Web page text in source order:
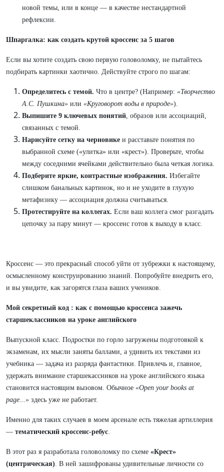
новой темы, или в конце — в качестве нестандартной
рефлексии.
Шпаргалка: как создать крутой кроссенс за 5 шагов
Если вы хотите создать свою первую головоломку, не пытайтесь
подбирать картинки хаотично. Действуйте строго по шагам:
Определитесь с темой. Что в центре? (Например: «Творчество
А.С. Пушкина» или «Круговорот воды в природе»).
Выпишите 9 ключевых понятий, образов или ассоциаций,
связанных с темой.
Нарисуйте сетку на черновике и расставьте понятия по
выбранной схеме («улитка» или «крест»). Проверьте, чтобы
между соседними ячейками действительно была четкая логика.
Подберите яркие, контрастные изображения. Избегайте
слишком банальных картинок, но и не уходите в глухую
метафизику — ассоциация должна считываться.
Протестируйте на коллегах. Если ваш коллега смог разгадать
цепочку за пару минут — кроссенс готов к выходу в класс.
Кроссенс — это прекрасный способ уйти от зубрежки к настоящему,
осмысленному конструированию знаний. Попробуйте внедрить его,
и вы увидите, как загорятся глаза ваших учеников.
Мой секретный код : как с помощью кроссенса зажечь
старшеклассников на уроке английского
Выпускной класс. Подростки по горло загружены подготовкой к
экзаменам, их мысли заняты баллами, а удивить их текстами из
учебника — задача из разряда фантастики. Привлечь и, главное,
удержать внимание старшекассников на уроке английского языка
становится настоящим вызовом. Обычное «Open your books at
page...» здесь уже не работает.
Именно для таких случаев в моем арсенале есть тяжелая артиллерия
— тематический кроссенс-ребус.
В этот раз я разработала головоломку по схеме «Крест»
(центрическая). В ней зашифрованы удивительные личности со